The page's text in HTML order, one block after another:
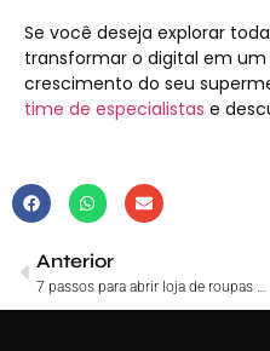
Se você deseja explorar
transformar o digital em
crescimento do seu
time de especialistas e
Anterior